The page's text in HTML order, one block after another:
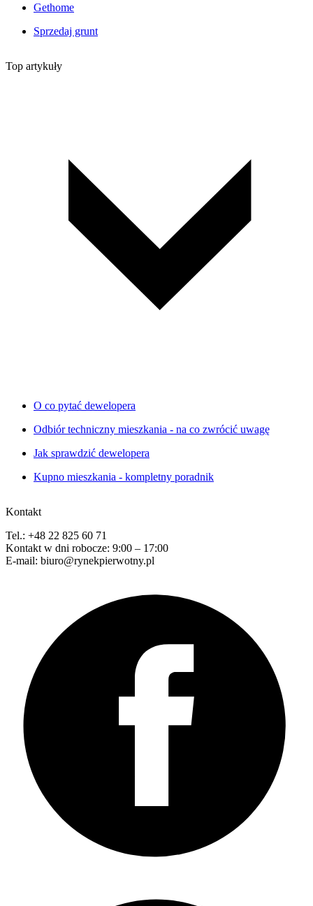
Gethome
Sprzedaj grunt
Top artykuły
O co pytać dewelopera
Odbiór techniczny mieszkania - na co zwrócić uwagę
Jak sprawdzić dewelopera
Kupno mieszkania - kompletny poradnik
Kontakt
Tel.: +48 22 825 60 71
Kontakt w dni robocze: 9:00 – 17:00
E-mail: biuro@rynekpierwotny.pl